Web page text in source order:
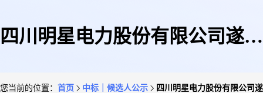
四川明星电力股份有限公司遂宁
您当前的位置： 首页 中标｜候选人公示 四川明星电力股份有限公司